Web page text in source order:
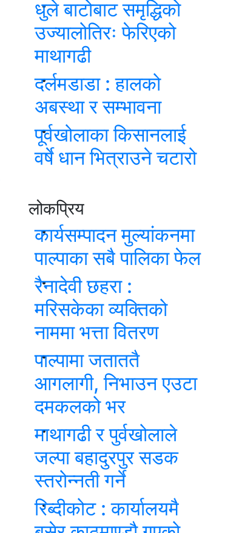
धुले बाटोबाट समृद्धिको
उज्यालोतिरः फेरिएको
माथागढी
दर्लमडाडा : हालको
अबस्था र सम्भावना
पूर्वखोलाका किसानलाई
वर्षे धान भित्राउने चटारो
लोकप्रिय
कार्यसम्पादन मुल्यांकनमा
पाल्पाका सबै पालिका फेल
रैनादेवी छहरा :
मरिसकेका व्यक्तिको
नाममा भत्ता वितरण
पाल्पामा जताततै
आगलागी, निभाउन एउटा
दमकलको भर
माथागढी र पुर्वखोलाले
जल्पा बहादुरपुर सडक
स्तरोन्नती गर्ने
रिब्दीकोट : कार्यालयमै